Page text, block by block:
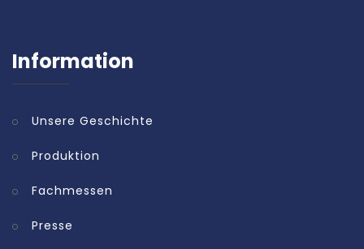
Information
Unsere Geschichte
Produktion
Fachmessen
Presse